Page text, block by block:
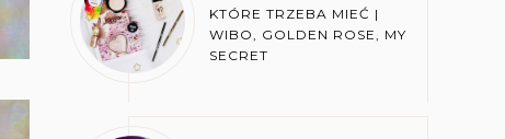
KTÓRE TRZEBA MIEĆ |
WIBO, GOLDEN ROSE, MY
SECRET